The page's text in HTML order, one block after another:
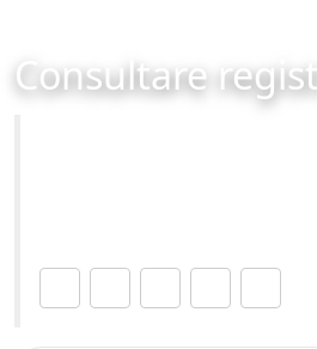
Consultare